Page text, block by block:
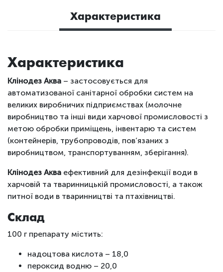
Характеристика
Характеристика
Клінодез Аква – застосовується для
автоматизованої санітарної обробки систем на
великих виробничих підприємствах (молочне
виробництво та інші види харчової промисловості з
метою обробки приміщень, інвентарю та систем
(контейнерів, трубопроводів, пов’язаних з
виробництвом, транспортуванням, зберігання).
Клінодез Аква ефективний для дезінфекції води в
харчовій та тваринницькій промисловості, а також
питної води в тваринництві та птахівництві.
Склад
100 г препарату містить:
надоцтова кислота – 18,0
пероксид водню – 20,0